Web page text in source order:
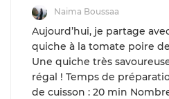
Naima Boussaa
Aujourd’hui, je partage
quiche à la tomate poire
Une quiche très
régal ! Temps de
de cuisson : 20 min